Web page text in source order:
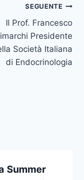
SEGUENTE
Il Prof. Francesco
Presidente
Società Italiana
di Endocrinologia
Summer